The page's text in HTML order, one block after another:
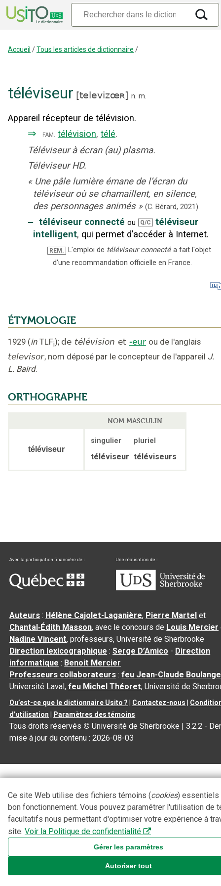
Accueil /Tous les articles de dictionnaire /
téléviseur [televizœʀ] n. m.
Appareil récepteur de télévision.
⇒ fam. télévision, télé.
Téléviseur à écran (au) plasma.
Téléviseur HD.
« Une pâle lumière émane de l’écran du
téléviseur où se chamaillent, en silence,
des personnages animés » (C. Bérard, 2021).
‒ téléviseur connecté ou Q/C
téléviseur
intelligent, qui permet d’accéder à Internet.
REM. L'emploi de téléviseur connecté a fait l'objet
d'une recommandation officielle en France.
ÉTYMOLOGIE
1929 (in TLFi); de télévision et -eur ou de l'anglais
televisor, nom déposé par le concepteur de l'appareil J.
L. Baird.
ORTHOGRAPHE
NOM MASCULIN
téléviseur
singulier pluriel
téléviseur téléviseurs
Auteurs : Hélène Cajolet-Laganière, Pierre Martel et
Chantal‑Édith Masson, avec le concours de Louis Mercier
Nadine Vincent, professeurs, Université de Sherbrooke
Direction lexicographique :Serge D’Amico - Direction
informatique : Benoit Mercier
Professeurs collaborateurs :feu Jean-Claude
Université Laval,feu Michel Théoret, Université de
Qu’est-ce que le dictionnaire Usito ? | Contactez-nous |
d’utilisation | Paramètres des témoins
Tous droits réservés © Université de Sherbrooke |3.2.2 -
mise à jour du contenu :2026-08-03
Ce site Web utilise des fichiers témoins (cookies) essentiels
bon fonctionnement. Vous pouvez paramétrer l'utilisation de
facultatifs nous permettant d'optimiser votre expérience à
site. Voir la Politique de confidentialité
Gérer les paramètres
Autoriser tout